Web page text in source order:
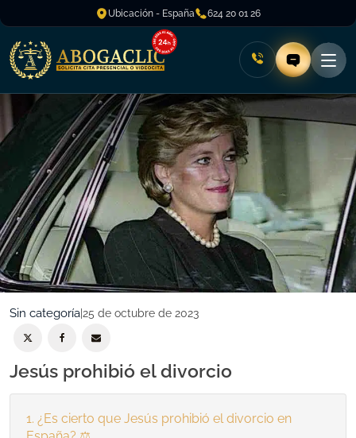
Ubicación - España 624 20 01 26
Sin categoría25 de octubre de 2023
Jesús prohibió el divorcio
¿Es cierto que Jesús prohibió el divorcio en